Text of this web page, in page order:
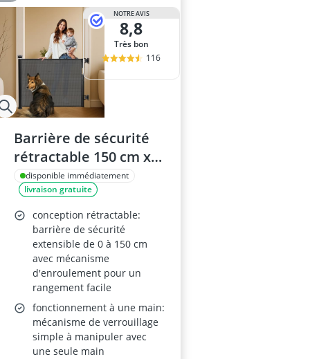
NOTRE AVIS
8,8
Très bon
116
Barrière de sécurité
rétractable 150 cm x
86 cm pour escaliers
et chiens – blanc/noir
disponible immédiatement
livraison gratuite
conception rétractable:
barrière de sécurité
extensible de 0 à 150 cm
avec mécanisme
d'enroulement pour un
rangement facile
fonctionnement à une main:
mécanisme de verrouillage
simple à manipuler avec
une seule main